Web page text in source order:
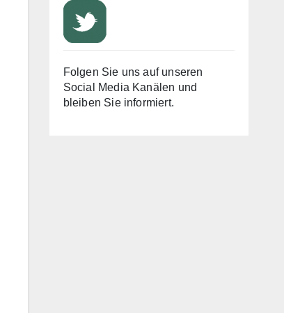
Folgen Sie uns auf unseren
Social Media Kanälen und
bleiben Sie informiert.